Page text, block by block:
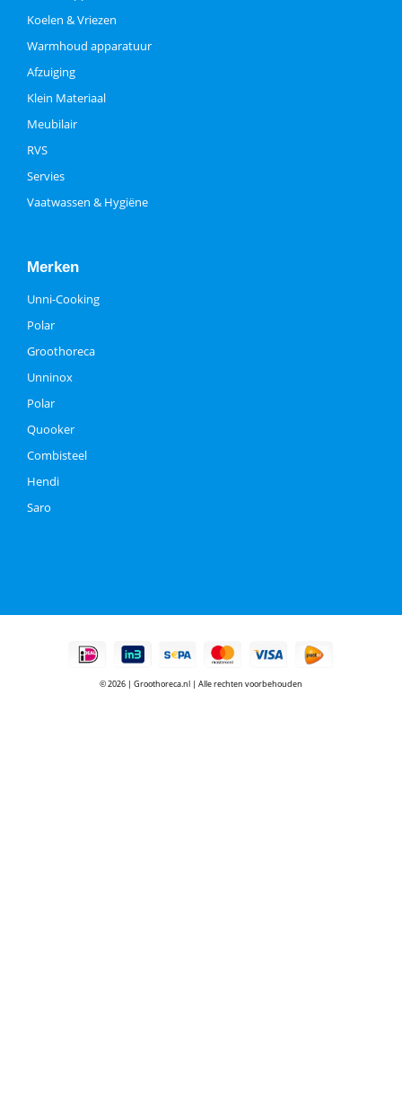
Koelen & Vriezen
Warmhoud apparatuur
Afzuiging
Klein Materiaal
Meubilair
RVS
Servies
Vaatwassen & Hygiëne
Merken
Unni-Cooking
Polar
Groothoreca
Unninox
Polar
Quooker
Combisteel
Hendi
Saro
© 2026 | Groothoreca.nl | Alle rechten voorbehouden